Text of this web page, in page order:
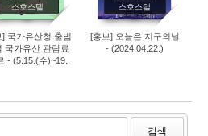
스호스텔
] 국가유산청 출범
국가유산 관람료
- (5.15.(수)~19.
스호스텔
[홍보] 오늘은 지구의날
- (2024.04.22.)
검색